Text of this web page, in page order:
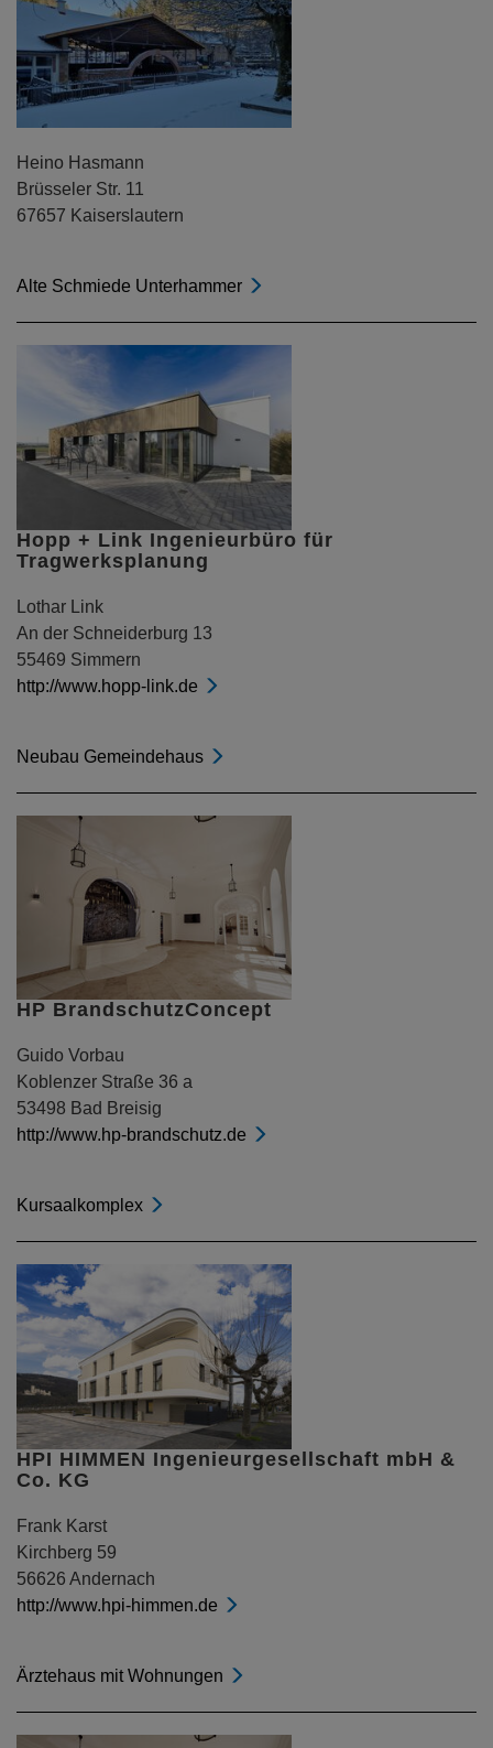
Heino Hasmann
Brüsseler Str. 11
67657 Kaiserslautern
Alte Schmiede Unterhammer
Hopp + Link Ingenieurbüro für
Tragwerksplanung
Lothar Link
An der Schneiderburg 13
55469 Simmern
http://www.hopp-link.de
Neubau Gemeindehaus
HP BrandschutzConcept
Guido Vorbau
Koblenzer Straße 36 a
53498 Bad Breisig
http://www.hp-brandschutz.de
Kursaalkomplex
HPI HIMMEN Ingenieurgesellschaft mbH &
Co. KG
Frank Karst
Kirchberg 59
56626 Andernach
http://www.hpi-himmen.de
Ärztehaus mit Wohnungen